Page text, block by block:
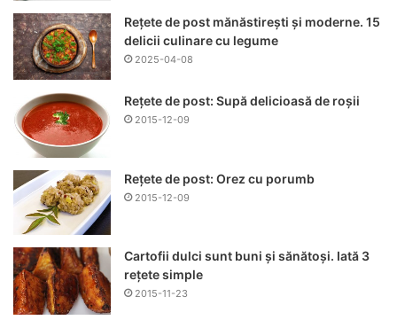
Rețete de post mănăstirești și moderne. 15
delicii culinare cu legume
2025-04-08
Rețete de post: Supă delicioasă de roșii
2015-12-09
Rețete de post: Orez cu porumb
2015-12-09
Cartofii dulci sunt buni și sănătoși. Iată 3
rețete simple
2015-11-23